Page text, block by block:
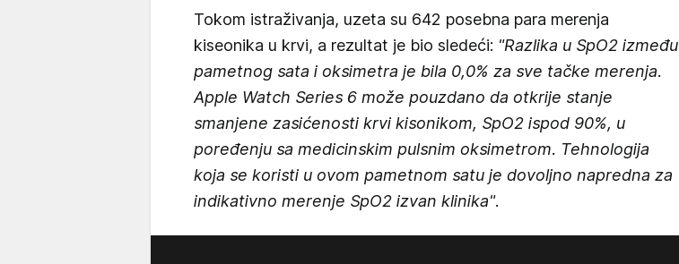
Tokom istraživanja, uzeta su 642 posebna para merenja
kiseonika u krvi, a rezultat je bio sledeći: "Razlika u SpO2 između
pametnog sata i oksimetra je bila 0,0% za sve tačke merenja.
Apple Watch Series 6 može pouzdano da otkrije stanje
smanjene zasićenosti krvi kisonikom, SpO2 ispod 90%, u
poređenju sa medicinskim pulsnim oksimetrom. Tehnologija
koja se koristi u ovom pametnom satu je dovoljno napredna za
indikativno merenje SpO2 izvan klinika".